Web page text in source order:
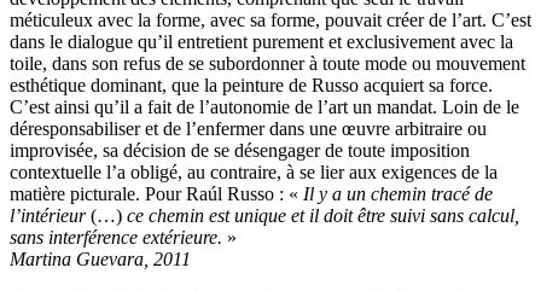
méticuleux avec la forme, avec sa forme, pouvait créer de l’art. C’est
dans le dialogue qu’il entretient purement et exclusivement avec la
toile, dans son refus de se subordonner à toute mode ou mouvement
esthétique dominant, que la peinture de Russo acquiert sa force.
C’est ainsi qu’il a fait de l’autonomie de l’art un mandat. Loin de le
déresponsabiliser et de l’enfermer dans une œuvre arbitraire ou
improvisée, sa décision de se désengager de toute imposition
contextuelle l’a obligé, au contraire, à se lier aux exigences de la
matière picturale. Pour Raúl Russo : « Il y a un chemin tracé de
l’intérieur(…) ce chemin est unique et il doit être suivi sans calcul,
sans interférence extérieure. »
Martina Guevara, 2011